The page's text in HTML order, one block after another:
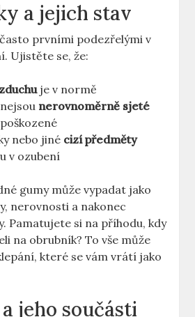
a jejich stav
prvními podezřelými v
Ujistěte se, že:
je v normě
nerovnoměrně sjeté
nebo jiné cizí předměty
v ozubení
gumy může vypadat jako
nerovnosti a nakonec
Pamatujete si na příhodu, kdy
na obrubník? To vše může
které se vám vrátí jako
jeho součásti